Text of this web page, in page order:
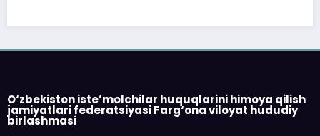
O‘zbekiston iste’molchilar huquqlarini himoya qilish
jamiyatlari federatsiyasi Farg‘ona viloyat hududiy
birlashmasi